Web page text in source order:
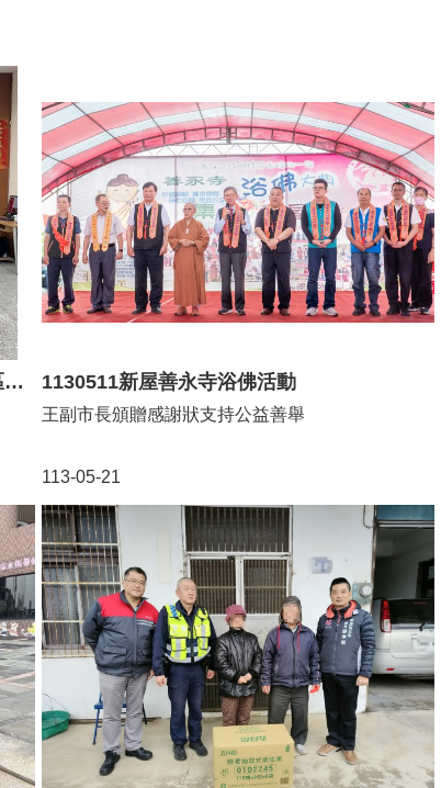
蘇副市長俊賓於114年1月24日蒞臨新屋區公所發送福袋 1130511新屋善永寺浴佛活動
113-05-21
王副市長頒贈感謝狀支持公益善舉